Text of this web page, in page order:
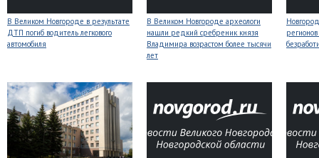
В Великом Новгороде в результате
ДТП погиб водитель легкового
автомобиля
В Великом Новгороде археологи
нашли редкий сребреник князя
Владимира возрастом более тысячи
лет